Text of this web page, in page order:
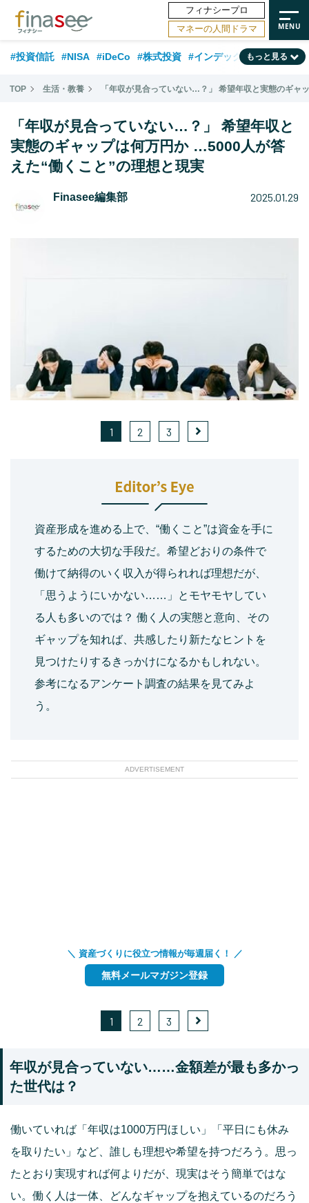
フィナシープロ
マネーの人間ドラマ
#投資信託 #NISA #iDeCo #株式投資 #インデックスファンド
#相談事例 #相続・贈与 #FP #新NISA #ランキング #日本株
#フィナンシャル・ウェルビーイング #金融用語解説
#データ・調査 #資産運用業界 #海外事情 #国内株式型
もっと見る
TOP 生活・教養 「年収が見合っていない…？」 希望年収と実態のギ
「年収が見合っていない…？」 希望年収と
実態のギャップは何万円か …5000人が答
えた“働くこと”の理想と現実
Finasee編集部 2025.01.29
1 2 3
資産形成を進める上で、“働くこと”は資金を手に
するための大切な手段だ。希望どおりの条件で
働けて納得のいく収入が得られれば理想だが、
「思うようにいかない……」とモヤモヤしてい
る人も多いのでは？ 働く人の実態と意向、その
ギャップを知れば、共感したり新たなヒントを
見つけたりするきっかけになるかもしれない。
参考になるアンケート調査の結果を見てみよ
う。
ADVERTISEMENT
＼ 資産づくりに役立つ情報が毎週届く！ ／
無料メールマガジン登録
1 2 3
年収が見合っていない……金額差が最も多かっ
た世代は？
働いていれば「年収は1000万円ほしい」「平日にも休み
を取りたい」など、誰しも理想や希望を持つだろう。思っ
たとおり実現すれば何よりだが、現実はそう簡単ではな
い。働く人は一体、どんなギャップを抱えているのだろう